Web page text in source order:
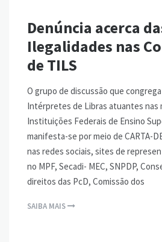
Denúncia acerca
Ilegalidades nas
de TILS
O grupo de discussão que
Intérpretes de Libras atuantes nas
Instituições Federais de Ensino
manifesta-se por meio de CARTA-
nas redes sociais, sites de
no MPF, Secadi- MEC, SNPDP,
direitos das PcD, Comissão dos
SAIBA MAIS